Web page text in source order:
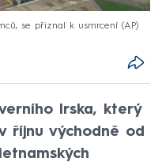
se přiznal k usmrcení (AP)
Irska, který
říjnu východně od